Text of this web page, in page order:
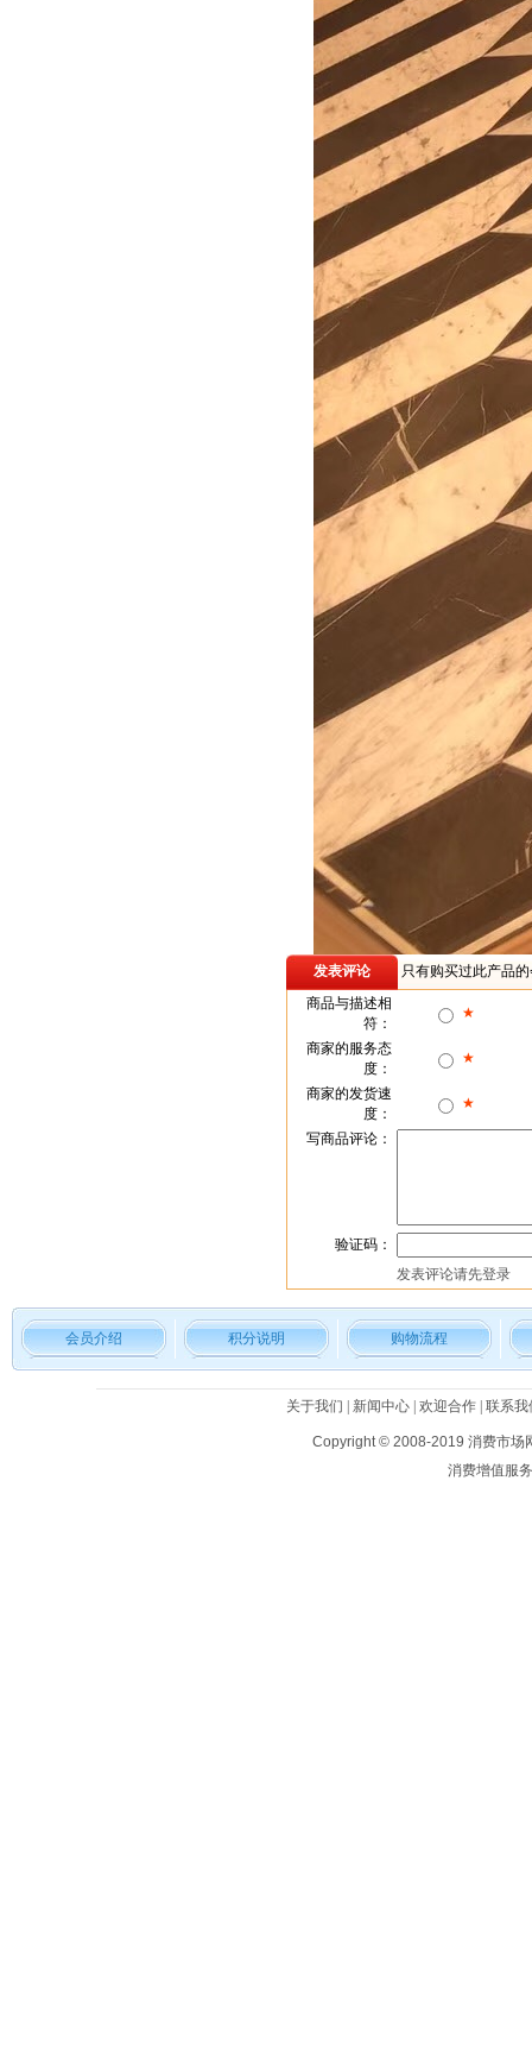
发表评论
只有购买过此产品
商品与描述相
符：
★
商家的服务态
度：
★
商家的发货速
度：
★
写商品评论：
验证码：
发表评论请先登录
会员介绍 积分说明 购物流程
关于我们 新闻中心 欢迎合作 联系我
Copyright © 2008-2019 消费市场
消费增值服